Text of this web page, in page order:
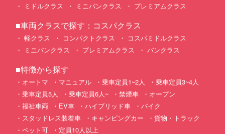
ミドルクラス
ミニバンクラス プレミアムクラス
■車両クラスで探す：コスパクラス
軽クラス コンパクトクラス
コスパミドルクラス
ミニバンクラス
プレミアムクラス バンクラス
■特徴から探す
オートマ マニュアル 乗車定員1~2人
乗車定員3~4人
乗車定員5人
乗車定員6人~ 禁煙車
オープン
福祉車両
EV車 ハイブリッド車
バイク
スタッドレス装着車
キャンピングカー
貨物・トラック
ペット可
定員10人以上